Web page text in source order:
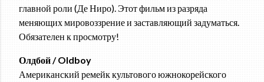
главной роли (Де Ниро). Этот фильм из разряда
меняющих мировоззрение и заставляющий задуматься.
Обязателен к просмотру!
Олдбой / Oldboy
Американский ремейк культового южнокорейского